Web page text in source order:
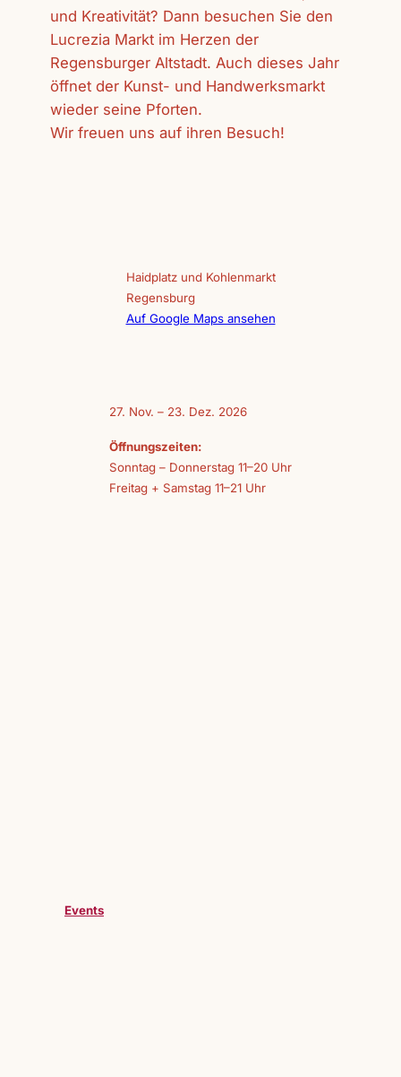
und Kreativität? Dann besuchen Sie den
Lucrezia Markt im Herzen der
Regensburger Altstadt. Auch dieses Jahr
öffnet der Kunst- und Handwerksmarkt
wieder seine Pforten.
Wir freuen uns auf ihren Besuch!
Haidplatz und Kohlenmarkt
Regensburg
Auf Google Maps ansehen
27. Nov. – 23. Dez. 2026
Öffnungszeiten:
Sonntag – Donnerstag 11–20 Uhr
Freitag + Samstag 11–21 Uhr
Events